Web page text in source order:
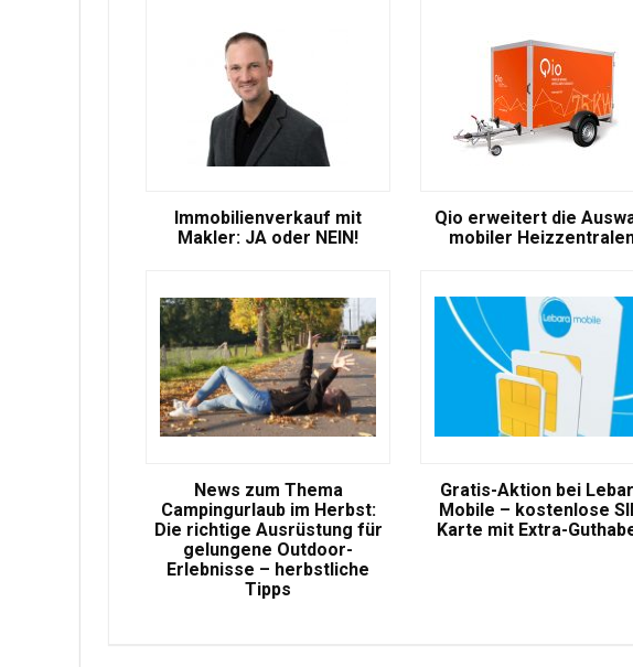
Immobilienverkauf mit
Makler: JA oder NEIN!
Qio erweitert die
mobiler
News zum Thema
Campingurlaub im Herbst:
Die richtige Ausrüstung für
gelungene Outdoor-
Erlebnisse – herbstliche
Tipps
Gratis-Aktion bei
Mobile – kostenlose
Karte mit Extra-